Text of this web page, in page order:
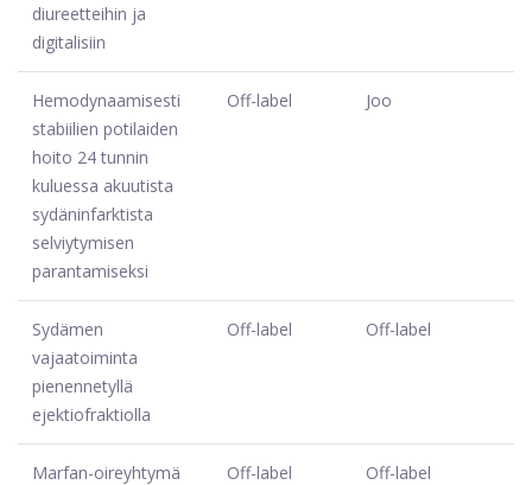
diureetteihin ja
digitalisiin
Hemodynaamisesti
stabiilien potilaiden
hoito 24 tunnin
kuluessa akuutista
sydäninfarktista
selviytymisen
parantamiseksi
Off-label Joo
Sydämen
vajaatoiminta
pienennetyllä
ejektiofraktiolla
Off-label Off-label
Marfan-oireyhtymä
Off-label Off-label